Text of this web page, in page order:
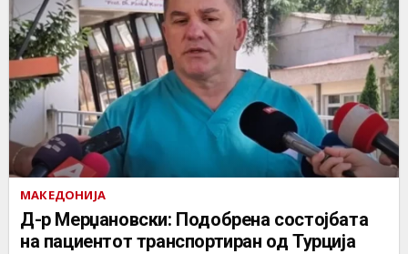
МАКЕДОНИЈА
Д-р Мерџановски: Подобрена состојбата
на пациентот транспортиран од Турција